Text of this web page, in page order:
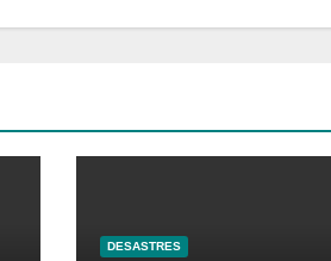
DESASTRES